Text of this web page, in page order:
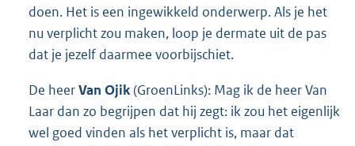
doen. Het is een ingewikkeld onderwerp. Als je het
nu verplicht zou maken, loop je dermate uit de pas
dat je jezelf daarmee voorbijschiet.
De heerVan Ojik(GroenLinks): Mag ik de heer Van
Laar dan zo begrijpen dat hij zegt: ik zou het eigenlijk
wel goed vinden als het verplicht is, maar dat